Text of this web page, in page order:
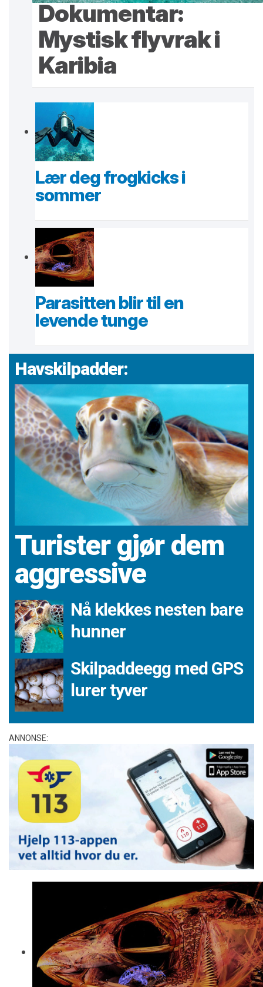
Dokumentar:
Mystisk flyvrak i
Karibia
Lær deg frogkicks i
sommer
Parasitten blir til en
levende tunge
Havskilpadder:
Turister gjør dem
aggressive
Nå klekkes nesten bare
hunner
Skilpaddeegg med GPS
lurer tyver
ANNONSE: